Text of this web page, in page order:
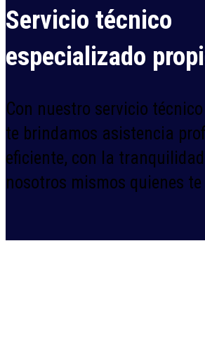
Servicio técnico
especializado
Con nuestro servicio
te brindamos asistencia
eficiente, con la
nosotros mismos quienes